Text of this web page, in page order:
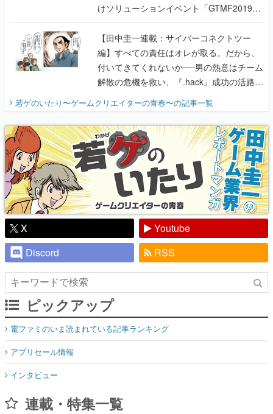
けソリューションイベント「GTMF2019」
に行って、より理解を深めよう【PR】
【田中圭一連載：サイバーコネクトツー
編】すべての責任はオレが取る。だから、
付いてきてくれないか──男の熱意はチーム
解散の危機を救い、『.hack』成功の活路を
『少年ジャンプ』色だった【若ゲのいた
り】
若ゲのいたり〜ゲームクリエイターの青春〜の記事一覧
X
Youtube
Discord
RSS
ピックアップ
電ファミのいま読まれている記事ランキング
アプリセール情報
インタビュー
連載・特集一覧